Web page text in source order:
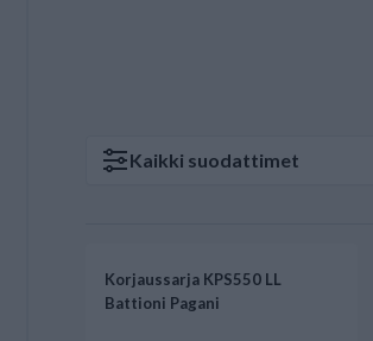
Kaikki suodattimet
Korjaussarja KPS550 LL
Battioni Pagani